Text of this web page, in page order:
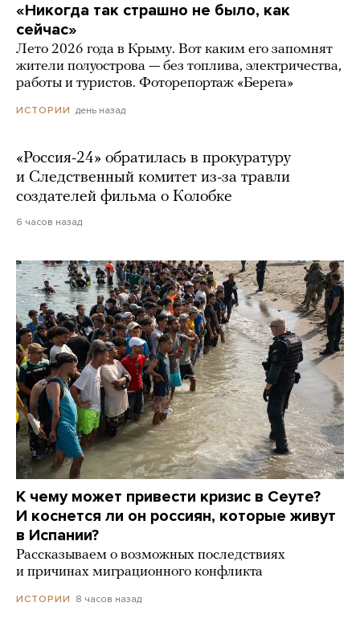
«Никогда так страшно не было, как
сейчас»
Лето 2026 года в Крыму. Вот каким его запомнят
жители полуострова — без топлива, электричества,
работы и туристов. Фоторепортаж «Берега»
ИСТОРИИ день назад
«Россия-24» обратилась в прокуратуру
и Следственный комитет из-за травли
создателей фильма о Колобке
6 часов назад
К чему может привести кризис в Сеуте?
И коснется ли он россиян, которые живут
в Испании?
Рассказываем о возможных последствиях
и причинах миграционного конфликта
ИСТОРИИ 8 часов назад